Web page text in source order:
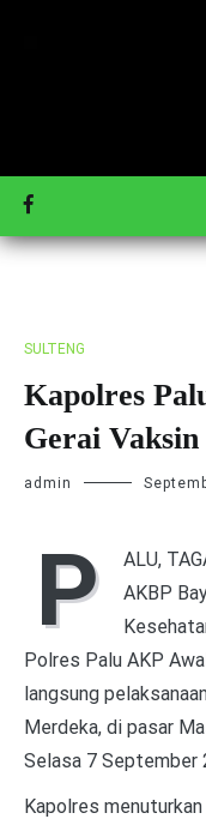
Tagar-
Mengulas Peristiwa
SULTENG
Kapolres
Gerai
admin
P
ALU,
AKBP
Polres Palu AKP
langsung
Merdeka, di pasar
Selasa 7 September
Kapolres